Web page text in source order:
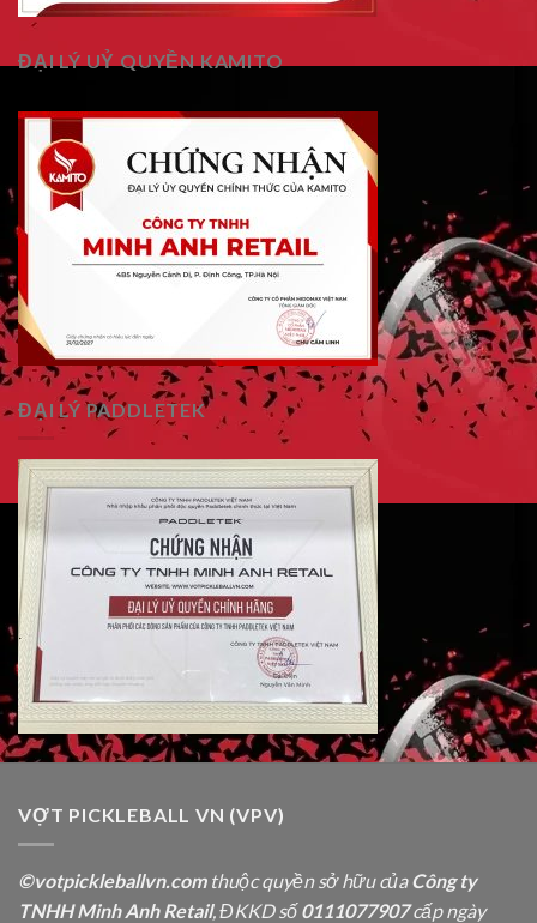
ĐẠI LÝ UỶ QUYỀN KAMITO
ĐẠI LÝ PADDLETEK
VỢT PICKLEBALL VN (VPV)
©votpickleballvn.comthuộc quyền sở hữu củaCông ty
TNHH Minh Anh Retail, ĐKKD số0111077907cấp ngày